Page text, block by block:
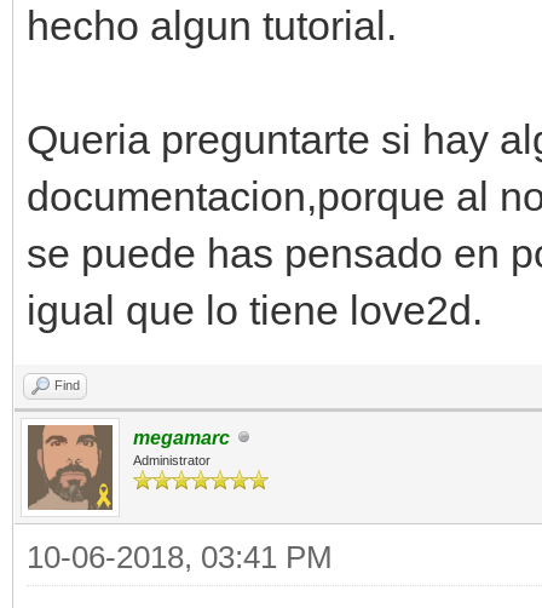
hecho algun tutorial.
Queria preguntarte si hay
documentacion,porque al
se puede has pensado en
igual que lo tiene love2d.
Find
megamarc
Administrator
10-06-2018, 03:41 PM